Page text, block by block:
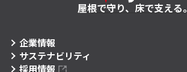
屋根で守り、床で支える。
企業情報
サステナビリティ
採用情報